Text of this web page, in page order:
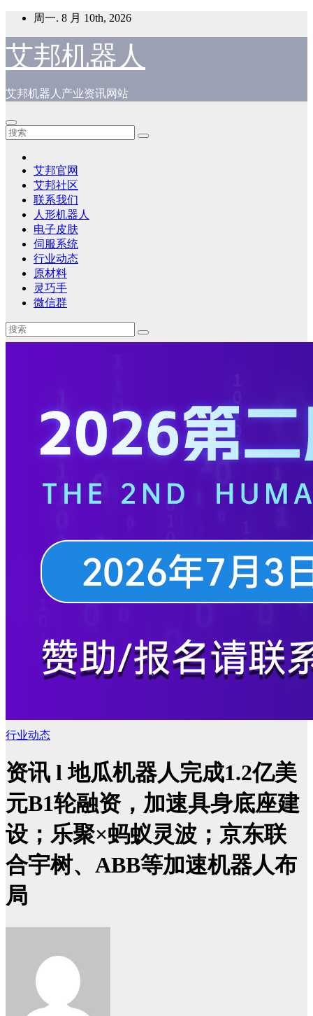
内
容
周一. 8 月 10th, 2026
艾邦机器人
艾邦机器人产业资讯网站
艾邦官网
艾邦社区
联系我们
人形机器人
电子皮肤
伺服系统
行业动态
原材料
灵巧手
微信群
行业动态
资讯 l 地瓜机器人完成1.2亿美
元B1轮融资，加速具身底座建
设；乐聚×蚂蚁灵波；京东联
合宇树、ABB等加速机器人布
局